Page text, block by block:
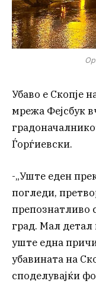
Убаво е Скопје
мрежа Фејсбук
Ѓорѓиевски.
-„Уште еден
погледи,
препознатливо
град. Мал
уште една
убавината на
споделувајќи